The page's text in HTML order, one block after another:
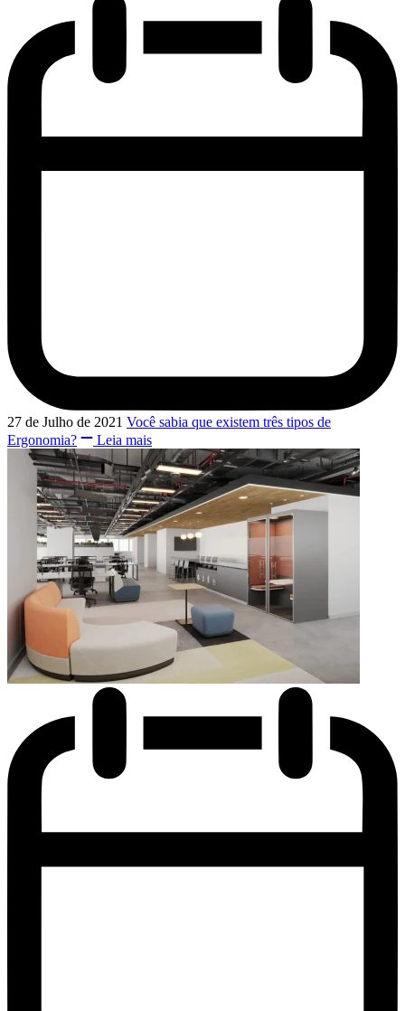
27 de Julho de 2021 Você sabia que existem três tipos de
Ergonomia?
Leia mais